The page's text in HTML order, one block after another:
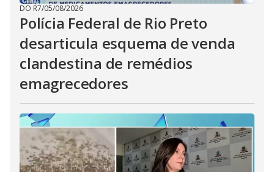
DO R7/05/08/2026
Polícia Federal de Rio Preto
desarticula esquema de venda
clandestina de remédios
emagrecedores